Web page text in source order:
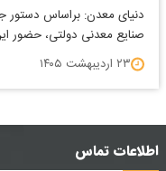
دنیای معدن: براساس
صنایع معدنی دولتی، حضور
۲۳ اردیبهشت ۱۴۰۵
اطلاعات تماس